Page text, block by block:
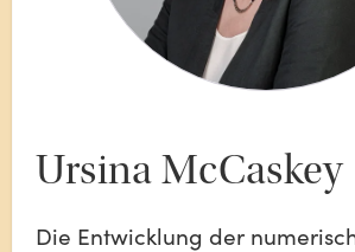
Ursina McCaskey
Die Entwicklung der